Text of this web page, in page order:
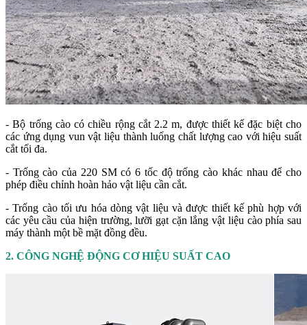
- Bộ trống cào có chiều rộng cắt 2.2 m, được thiết kế đặc biệt cho
các ứng dụng vun vật liệu thành luống chất lượng cao với hiệu suất
cắt tối đa.
- Trống cào của 220 SM có 6 tốc độ trống cào khác nhau để cho
phép điều chỉnh hoàn hảo vật liệu cần cắt.
- Trống cào tối ưu hóa dòng vật liệu và được thiết kế phù hợp với
các yêu cầu của hiện trường, lưỡi gạt cặn lắng vật liệu cào phía sau
máy thành một bề mặt đồng đều.
2. CÔNG NGHỆ ĐỘNG CƠ HIỆU SUẤT CAO